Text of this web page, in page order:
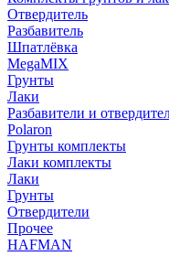
Отвердитель
Разбавитель
Шпатлёвка
MegaMIX
Грунты
Лаки
Разбавители и
Polaron
Грунты комплекты
Лаки комплекты
Лаки
Грунты
Отвердители
Прочее
HAFMAN